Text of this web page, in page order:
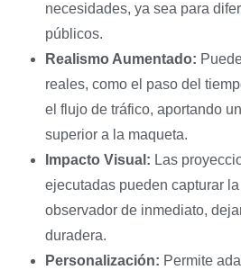
necesidades, ya sea para
públicos.
Realismo Aumentado:
reales, como el paso del
el flujo de tráfico, aportando
superior a la maqueta.
Impacto Visual: Las
ejecutadas pueden capturar
observador de inmediato,
duradera.
Personalización: Permite